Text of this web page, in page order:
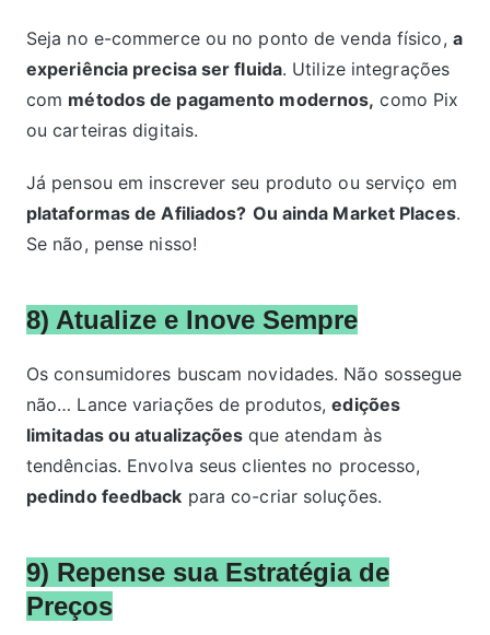
Seja no e-commerce ou no ponto de venda físico, a
experiência precisa ser fluida. Utilize integrações
com métodos de pagamento modernos, como Pix
ou carteiras digitais.
Já pensou em inscrever seu produto ou serviço em
plataformas de Afiliados? Ou ainda Market Places.
Se não, pense nisso!
8) Atualize e Inove Sempre
Os consumidores buscam novidades. Não sossegue
não… Lance variações de produtos,edições
limitadas ou atualizações que atendam às
tendências. Envolva seus clientes no processo,
pedindo feedback para co-criar soluções.
9) Repense sua Estratégia de
Preços